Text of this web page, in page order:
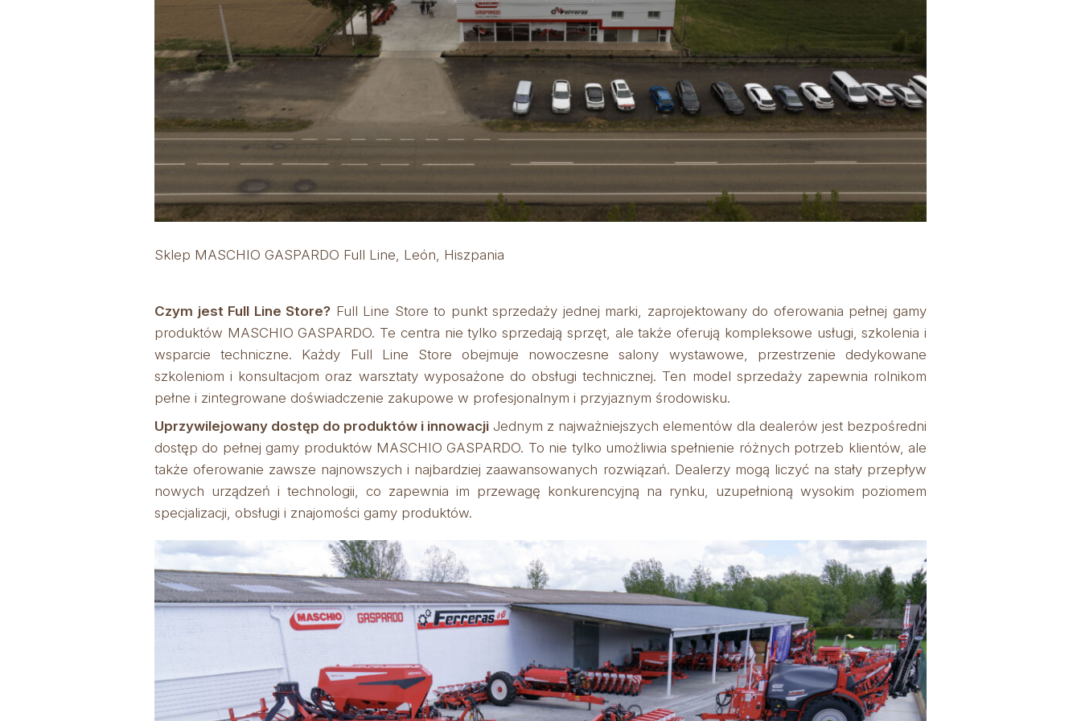
Sklep MASCHIO GASPARDO Full Line, León, Hiszpania
Czym jest Full Line Store? Full Line Store to punkt sprzedaży jednej marki, zaprojektowany do oferowania pełnej gamy
produktów MASCHIO GASPARDO. Te centra nie tylko sprzedają sprzęt, ale także oferują kompleksowe usługi, szkolenia i
wsparcie techniczne. Każdy Full Line Store obejmuje nowoczesne salony wystawowe, przestrzenie dedykowane
szkoleniom i konsultacjom oraz warsztaty wyposażone do obsługi technicznej. Ten model sprzedaży zapewnia rolnikom
pełne i zintegrowane doświadczenie zakupowe w profesjonalnym i przyjaznym środowisku.
Uprzywilejowany dostęp do produktów i innowacji Jednym z najważniejszych elementów dla dealerów jest bezpośredni
dostęp do pełnej gamy produktów MASCHIO GASPARDO. To nie tylko umożliwia spełnienie różnych potrzeb klientów, ale
także oferowanie zawsze najnowszych i najbardziej zaawansowanych rozwiązań. Dealerzy mogą liczyć na stały przepływ
nowych urządzeń i technologii, co zapewnia im przewagę konkurencyjną na rynku, uzupełnioną wysokim poziomem
specjalizacji, obsługi i znajomości gamy produktów.